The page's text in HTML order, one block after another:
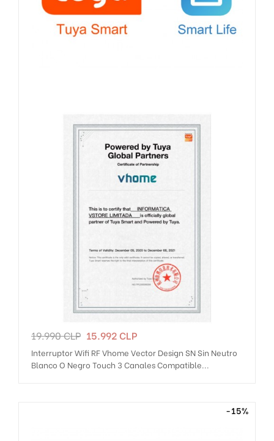
Precio
19.990 CLP Precio
15.992 CLP
Interruptor Wifi RF Vhome Vector Design SN Sin Neutro
Blanco O Negro Touch 3 Canales Compatible...
-15%